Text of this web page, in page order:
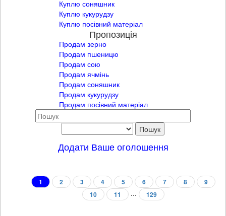
Куплю соняшник
Куплю кукурудзу
Куплю посівний матеріал
Пропозиція
Продам зерно
Продам пшеницю
Продам сою
Продам ячмінь
Продам соняшник
Продам кукурудзу
Продам посівний матеріал
Додати Ваше оголошення
1 2 3 4 5 6 7 8
9
10
11 ... 129